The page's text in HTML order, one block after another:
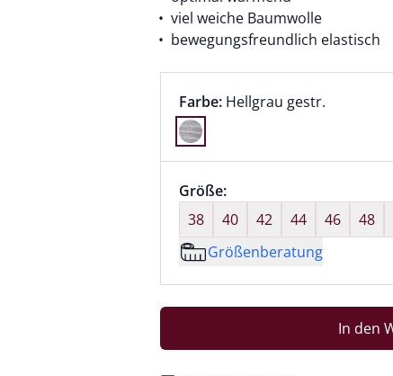
viel weiche Baumwolle
bewegungsfreundlich elastisch
Farbauswahl:
Farbe: aktuell ausgewählt:
Hellgrau gestr.
Farbe Hellgrau gestr. ausgewählt
Größenauswahl:
Größe:nichts ausgewählt
38
40 42 44 46 48
Größenberatung
In den